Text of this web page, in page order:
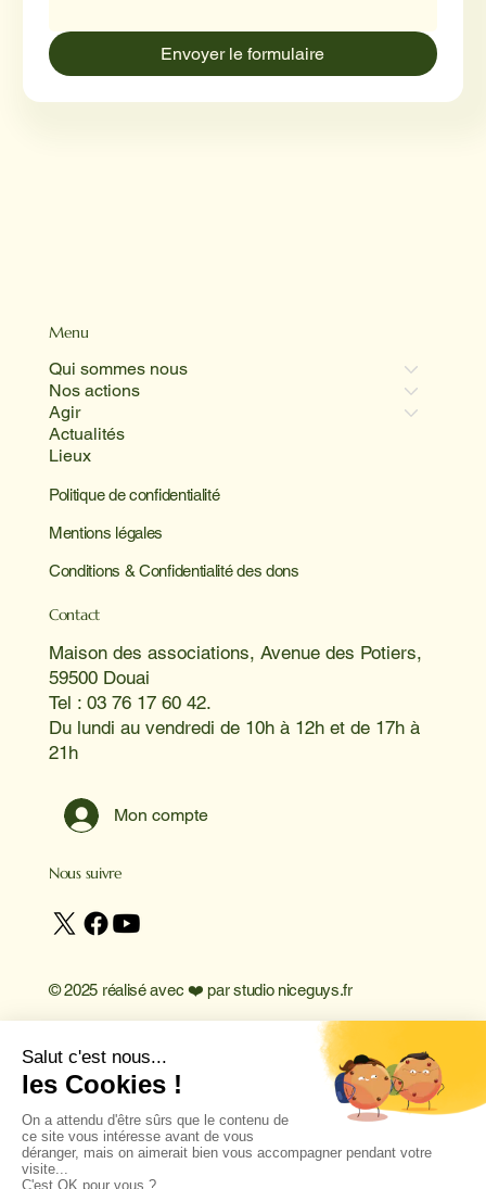
Menu
Qui sommes nous
Nos actions
Agir
Actualités
Lieux
Politique de confidentialité
Mentions légales
Conditions & Confidentialité des dons
Contact
Maison des associations, Avenue des Potiers,
59500 Douai
Tel : 03 76 17 60 42.
Du lundi au vendredi de 10h à 12h et de 17h à
21h
Mon compte
Nous suivre
© 2025 réalisé avec ❤️ parstudio niceguys.fr
Envoyer le formulaire